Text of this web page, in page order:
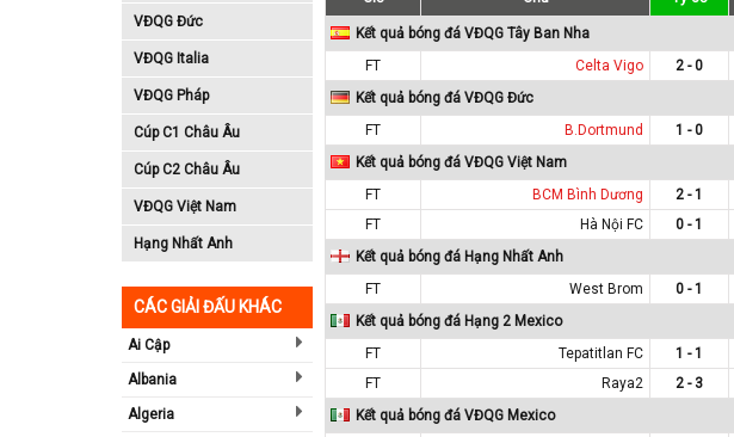
VĐQG Đức
VĐQG Italia
VĐQG Pháp
Cúp C1 Châu Âu
Cúp C2 Châu Âu
VĐQG Việt Nam
Hạng Nhất Anh
CÁC GIẢI ĐẤU KHÁC
Ai Cập
Albania
Algeria
Kết quả bóng đá VĐQG Tây Ban Nha
FT
Celta Vigo 2 - 0
Kết quả bóng đá VĐQG Đức
FT
B.Dortmund 1 - 0
Kết quả bóng đá VĐQG Việt Nam
FT
BCM Bình Dương 2 - 1
FT
Hà Nội FC 0 - 1
Kết quả bóng đá Hạng Nhất Anh
FT
West Brom 0 - 1
Kết quả bóng đá Hạng 2 Mexico
FT
Tepatitlan FC 1 - 1
FT
Raya2 2 - 3
Kết quả bóng đá VĐQG Mexico